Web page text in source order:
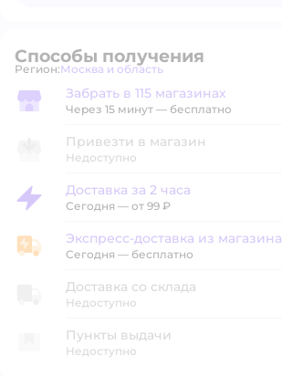
Способы получения
Регион: Выбор адреса доставки.
Москва и область
Забрать в магазине
Забрать в 115 магазинах
Через 15 минут — бесплатно
Привезти в магазин
Недоступно
Доставка за 2 часа
Доставка за 2 часа
Сегодня — от 99 ₽
Экспресс-доставка из магазина
Экспресс-доставка из магазина
Сегодня — бесплатно
Доставка со склада
Недоступно
Пункты выдачи
Недоступно